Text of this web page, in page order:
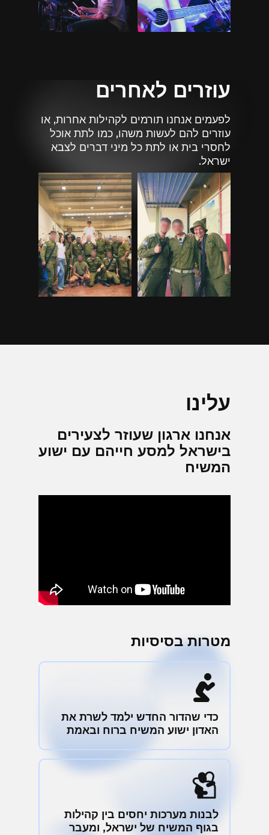
עוזרים לאחרים
לפעמים אנחנו תורמים לקהילות אחרות, או
עוזרים להם לעשות משהו, כמו לתת אוכל
לחסרי בית או לתת כל מיני דברים לצבא
ישראל.
עלינו
אנחנו ארגון שעוזר לצעירים
בישראל למסע חייהם עם ישוע
המשיח
מטרות בסיסיות
לבנות מערכות יחסים בין קהילות
בגוף המשיח של ישראל, ומעבר
כדי שהדור החדש ילמד לשרת את
האדון ישוע המשיח ברוח ובאמת